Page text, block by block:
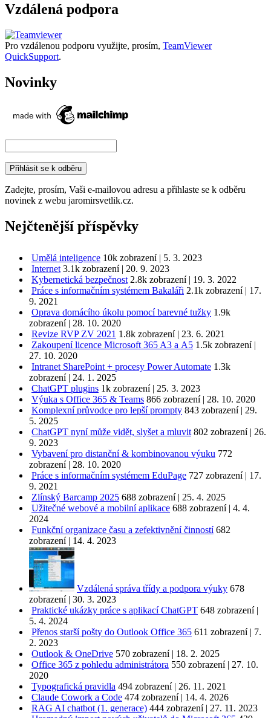
Vzdálená podpora
Pro vzdálenou podporu využijte, prosím, TeamViewer
QuickSupport.
Novinky
Zadejte, prosím, Vaši e-mailovou adresu a přihlaste se k odběru
novinek z webu jaromirsvetlik.cz.
Nejčtenější příspěvky
Umělá inteligence 10k zobrazení| 5. 3. 2023
Internet 3.1k zobrazení| 20. 9. 2023
Kybernetická bezpečnost 2.8k zobrazení| 19. 3. 2022
Práce s informačním systémem Bakaláři 2.1k zobrazení| 17.
9. 2021
Oprava domácího úkolu pomocí barevné tužky 1.9k
zobrazení| 28. 10. 2020
Revize RVP ZV 2021 1.8k zobrazení| 23. 6. 2021
Zakoupení licence Microsoft 365 A3 a A5 1.5k zobrazení|
27. 10. 2020
Intranet SharePoint + procesy Power Automate 1.3k
zobrazení| 24. 1. 2025
ChatGPT plugins 1k zobrazení| 25. 3. 2023
Výuka s Office 365 & Teams 866 zobrazení| 28. 10. 2020
Komplexní průvodce pro lepší prompty 843 zobrazení| 29.
5. 2025
ChatGPT nyní může vidět, slyšet a mluvit 802 zobrazení| 26.
9. 2023
Vybavení pro distanční & kombinovanou výuku 772
zobrazení| 28. 10. 2020
Práce s informačním systémem EduPage 727 zobrazení| 17.
9. 2021
Zlínský Barcamp 2025 688 zobrazení| 25. 4. 2025
Užitečné webové a mobilní aplikace 688 zobrazení| 4. 4.
2024
Funkční organizace času a zefektivnění činností 682
zobrazení| 14. 4. 2023
Vzdálená správa třídy a podpora výuky 678
zobrazení| 30. 3. 2023
Praktické ukázky práce s aplikací ChatGPT 648 zobrazení|
5. 4. 2024
Přenos starší pošty do Outlook Office 365 611 zobrazení| 7.
2. 2023
Outlook & OneDrive 570 zobrazení| 18. 2. 2025
Office 365 z pohledu administrátora 550 zobrazení| 27. 10.
2020
Typografická pravidla 494 zobrazení| 26. 11. 2021
Claude Cowork a Code 474 zobrazení| 14. 4. 2026
RAG AI chatbot (1. generace) 444 zobrazení| 27. 11. 2023